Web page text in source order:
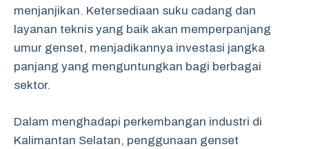
menjanjikan. Ketersediaan suku cadang dan
layanan teknis yang baik akan memperpanjang
umur genset, menjadikannya investasi jangka
panjang yang menguntungkan bagi berbagai
sektor.
Dalam menghadapi perkembangan industri di
Kalimantan Selatan, penggunaan genset